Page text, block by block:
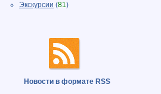
Экскурсии (81)
Новости в формате RSS